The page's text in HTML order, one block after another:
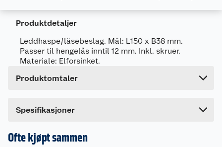
Produktdetaljer
Leddhaspe/låsebeslag. Mål: L150 x B38 mm.
Passer til hengelås inntil 12 mm. Inkl. skruer.
Materiale: Elforsinket.
Produktomtaler
Dette produktet har ikke fått noen omtale ennå.
en omtale.
Spesifikasjoner
Forpakningsmål
Bruttovekt
0.14 kg
Ofte kjøpt sammen